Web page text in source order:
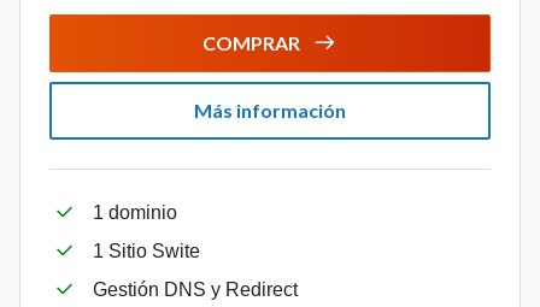
COMPRAR
Más información
1 dominio
1 Sitio Swite
Gestión DNS y Redirect